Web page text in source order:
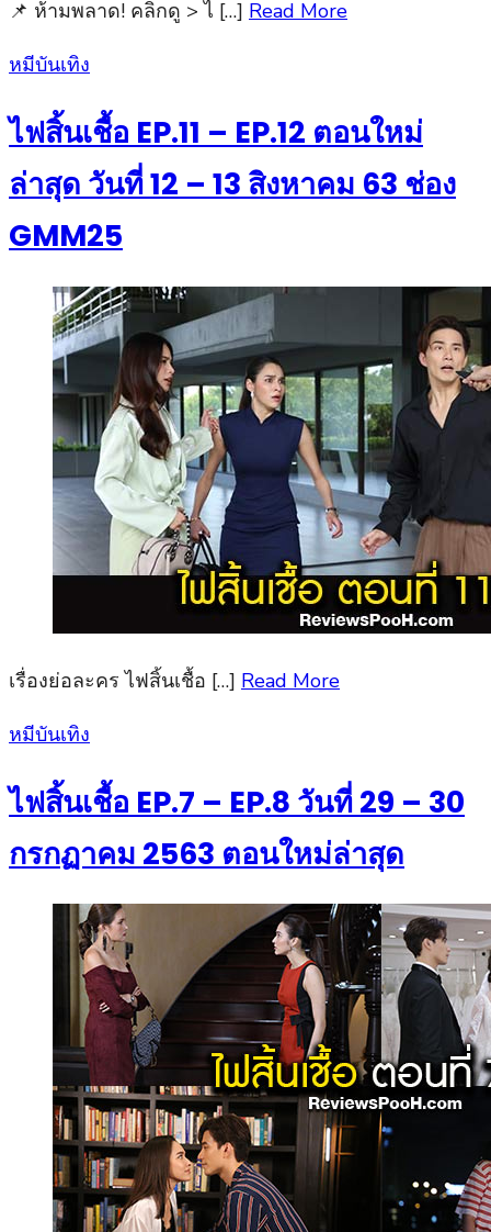
📌 ห้ามพลาด! คลิกดู > ไ […] Read More
Posted
หมีบันเทิง
ไฟสิ้นเชื้อ EP.11 – EP.12 ตอนใหม่
ล่าสุด วันที่ 12 – 13 สิงหาคม 63 ช่อง
GMM25
เรื่องย่อละคร ไฟสิ้นเชื้อ […] Read More
Posted
หมีบันเทิง
ไฟสิ้นเชื้อ EP.7 – EP.8 วันที่ 29 – 30
กรกฏาคม 2563 ตอนใหม่ล่าสุด